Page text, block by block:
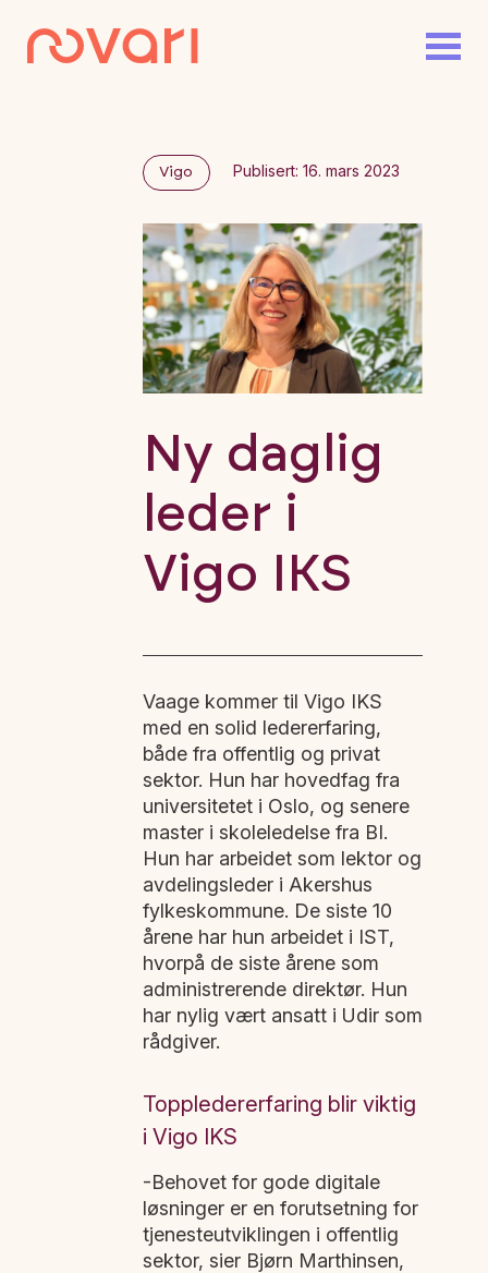
Vigo Publisert: 16. mars 2023
Ny daglig
leder i
Vigo IKS
Vaage kommer til Vigo IKS
med en solid ledererfaring,
både fra offentlig og privat
sektor. Hun har hovedfag fra
universitetet i Oslo, og senere
master i skoleledelse fra BI.
Hun har arbeidet som lektor og
avdelingsleder i Akershus
fylkeskommune. De siste 10
årene har hun arbeidet i IST,
hvorpå de siste årene som
administrerende direktør. Hun
har nylig vært ansatt i Udir som
rådgiver.
Toppledererfaring blir viktig
i Vigo IKS
-Behovet for gode digitale
løsninger er en forutsetning for
tjenesteutviklingen i offentlig
sektor, sier Bjørn Marthinsen,